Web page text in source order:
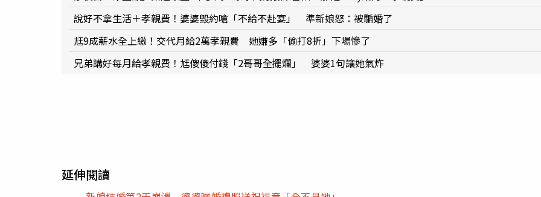
說好不拿生活＋孝親費！婆婆毀約嗆「不給不赴宴」 準新娘怒：被騙婚了
尪9成薪水全上繳！交代月給2萬孝親費 她嫌多「偷打8折」下場慘了
兄弟講好每月給孝親費！尪傻傻付錢「2哥哥全擺爛」 婆婆1句讓她氣炸
延伸閱讀